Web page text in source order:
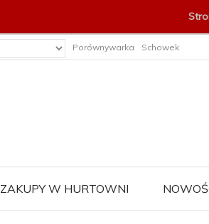
Porównywarka Schowek
ZAKUPY W HURTOWNI